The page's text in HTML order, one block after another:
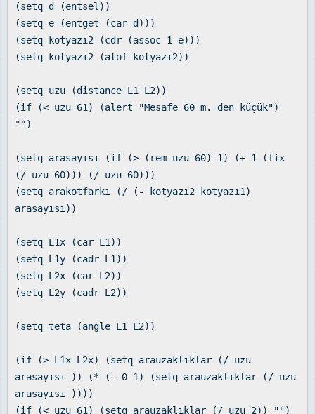
(setq d (entsel))
(setq e (entget (car d)))
(setq kotyazı2 (cdr (assoc 1 e)))
(setq kotyazı2 (atof kotyazı2))
(setq uzu (distance L1 L2))
(if (< uzu 61) (alert "Mesafe 60 m. den küçük")
"")
(setq arasayısı (if (> (rem uzu 60) 1) (+ 1 (fix
(/ uzu 60))) (/ uzu 60)))
(setq arakotfarkı (/ (- kotyazı2 kotyazı1)
arasayısı))
(setq L1x (car L1))
(setq L1y (cadr L1))
(setq L2x (car L2))
(setq L2y (cadr L2))
(setq teta (angle L1 L2))
(if (> L1x L2x) (setq arauzaklıklar (/ uzu
arasayısı )) (* (- 0 1) (setq arauzaklıklar (/ uzu
arasayısı ))))
(if (< uzu 61) (setq arauzaklıklar (/ uzu 2)) "")